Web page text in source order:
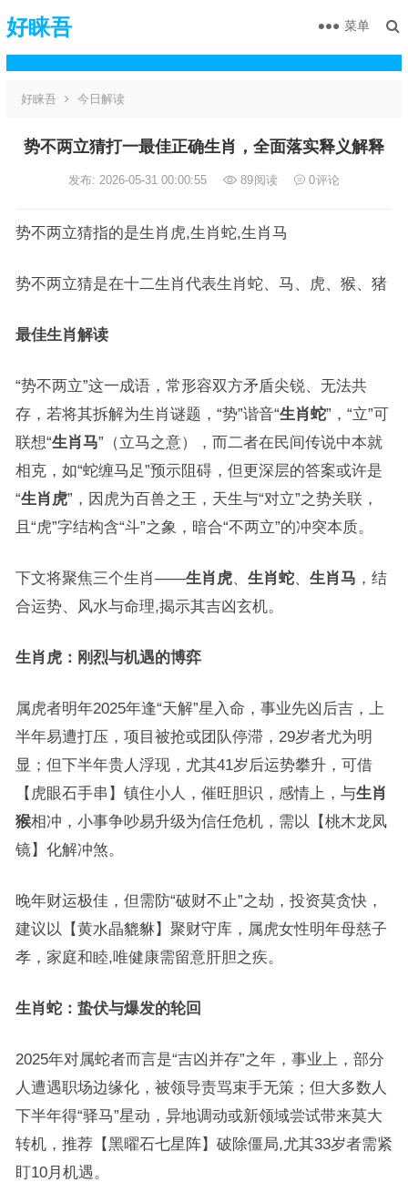
好睐吾 菜单
好睐吾 今日解读
势不两立猜打一最佳正确生肖，全面落实释义解释
发布: 2026-05-31 00:00:55 89阅读 0评论
势不两立猜指的是生肖虎,生肖蛇,生肖马
势不两立猜是在十二生肖代表生肖蛇、马、虎、猴、猪
最佳生肖解读
“势不两立”这一成语，常形容双方矛盾尖锐、无法共
存，若将其拆解为生肖谜题，“势”谐音“生肖蛇”，“立”可
联想“生肖马”（立马之意），而二者在民间传说中本就
相克，如“蛇缠马足”预示阻碍，但更深层的答案或许是
“生肖虎”，因虎为百兽之王，天生与“对立”之势关联，
且“虎”字结构含“斗”之象，暗合“不两立”的冲突本质。
下文将聚焦三个生肖——生肖虎、 生肖蛇、 生肖马 ，结
合运势、风水与命理,揭示其吉凶玄机。
生肖虎：刚烈与机遇的博弈
属虎者明年2025年逢“天解”星入命，事业先凶后吉，上
半年易遭打压，项目被抢或团队停滞，29岁者尤为明
显；但下半年贵人浮现，尤其41岁后运势攀升，可借
【虎眼石手串】镇住小人，催旺胆识，感情上，与生肖
猴相冲，小事争吵易升级为信任危机，需以【桃木龙凤
镜】化解冲煞。
晚年财运极佳，但需防“破财不止”之劫，投资莫贪快，
建议以【黄水晶貔貅】聚财守库，属虎女性明年母慈子
孝，家庭和睦,唯健康需留意肝胆之疾。
生肖蛇：蛰伏与爆发的轮回
2025年对属蛇者而言是“吉凶并存”之年，事业上，部分
人遭遇职场边缘化，被领导责骂束手无策；但大多数人
下半年得“驿马”星动，异地调动或新领域尝试带来莫大
转机，推荐【黑曜石七星阵】破除僵局,尤其33岁者需紧
盯10月机遇。